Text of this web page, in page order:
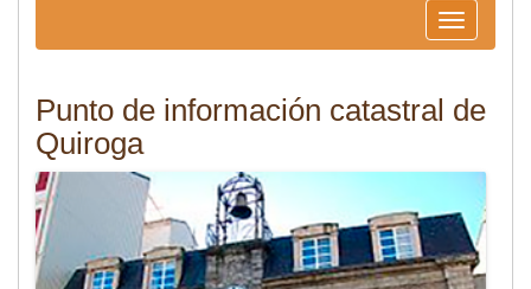
Toggle
navigation
Punto de información catastral de
Quiroga